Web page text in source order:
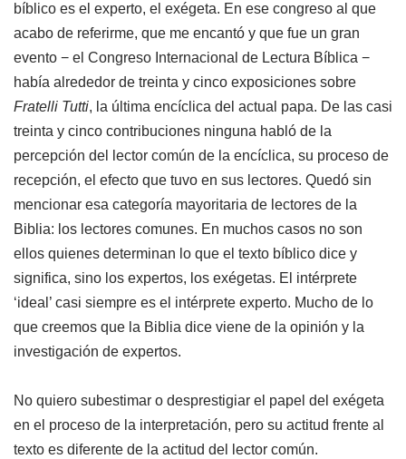
bíblico es el experto, el exégeta. En ese congreso al que
acabo de referirme, que me encantó y que fue un gran
evento − el Congreso Internacional de Lectura Bíblica −
había alrededor de treinta y cinco exposiciones sobre
Fratelli Tutti, la última encíclica del actual papa. De las casi
treinta y cinco contribuciones ninguna habló de la
percepción del lector común de la encíclica, su proceso de
recepción, el efecto que tuvo en sus lectores. Quedó sin
mencionar esa categoría mayoritaria de lectores de la
Biblia: los lectores comunes. En muchos casos no son
ellos quienes determinan lo que el texto bíblico dice y
significa, sino los expertos, los exégetas. El intérprete
‘ideal’ casi siempre es el intérprete experto. Mucho de lo
que creemos que la Biblia dice viene de la opinión y la
investigación de expertos.
No quiero subestimar o desprestigiar el papel del exégeta
en el proceso de la interpretación, pero su actitud frente al
texto es diferente de la actitud del lector común.